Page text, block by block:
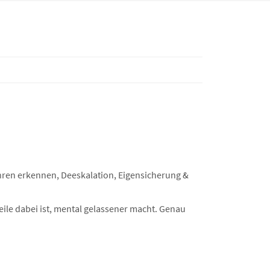
erkennen, Deeskalation, Eigensicherung &
dabei ist, mental gelassener macht. Genau